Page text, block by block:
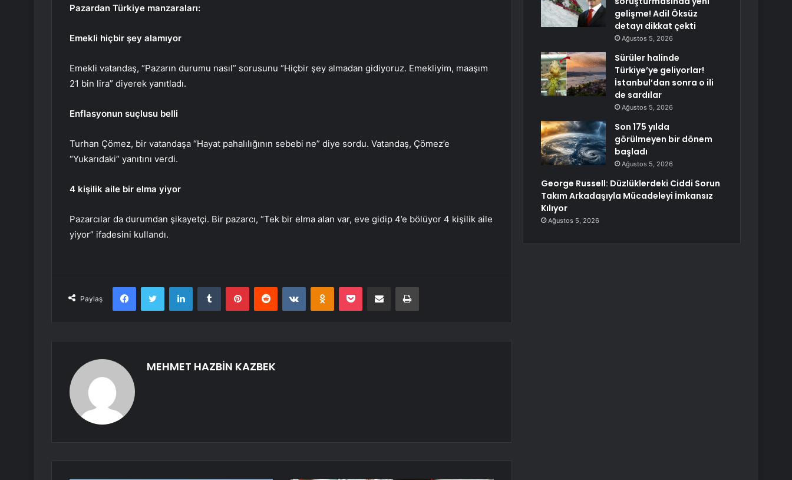
Pazardan Türkiye manzaraları:
Emekli hiçbir şey alamıyor
Emekli vatandaş, “Pazarın durumu nasıl” sorusunu “Hiçbir şey almadan gidiyoruz. Emekliyim, maaşım
21 bin lira” diyerek yanıtladı.
Enflasyonun suçlusu belli
Turhan Çömez, bir vatandaşa “Hayat pahalılığının sebebi ne” diye sordu. Vatandaş, Çömez’e
“Yukarıdaki” yanıtını verdi.
4 kişilik aile bir elma yiyor
Pazarcılar da durumdan şikayetçi. Bir pazarcı, “Tek bir elma alan var, eve gidip 4’e bölüyor 4 kişilik aile
yiyor” ifadesini kullandı.
Paylaş
FacebookTwitter LinkedInTumblr PinterestReddit VKontakteOdnoklassniki
Pocket E-Posta ile paylaş Yazdır
MEHMET HAZBİN KAZBEK
gelişme! Adil Öksüz
detayı dikkat çekti
Ağustos 5, 2026
Sürüler halinde
Türkiye’ye geliyorlar!
İstanbul’dan sonra o ili
de sardılar
Ağustos 5, 2026
Son 175 yılda
görülmeyen bir dönem
başladı
Ağustos 5, 2026
George Russell: Düzlüklerdeki Ciddi Sorun
Takım Arkadaşıyla Mücadeleyi İmkansız
Kılıyor
Ağustos 5, 2026